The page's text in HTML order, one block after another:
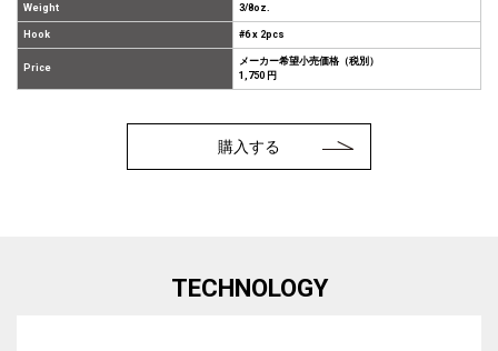
Weight 3/8oz.
Hook #6 x 2pcs
Price
メーカー希望小売価格（税別）
1,750 円
購入する
TECHNOLOGY